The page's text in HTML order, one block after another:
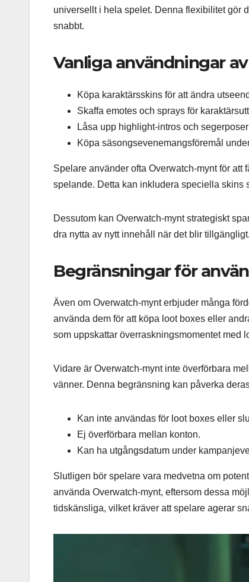
universellt i hela spelet. Denna flexibilitet gör
snabbt.
Vanliga användningar
Köpa karaktärsskins för att ändra
Skaffa emotes och sprays för
Låsa upp highlight-intros och
Köpa säsongsevenemangsföremål
Spelare använder ofta Overwatch-mynt för
spelande. Detta kan inkludera speciella skins
Dessutom kan Overwatch-mynt strategiskt
dra nytta av nytt innehåll när det blir tillgängligt.
Begränsningar för
Även om Overwatch-mynt erbjuder många
använda dem för att köpa loot boxes eller
som uppskattar överraskningsmomentet med
Vidare är Overwatch-mynt inte överförbara
vänner. Denna begränsning kan påverka
Kan inte användas för loot boxes eller
Ej överförbara mellan konton.
Kan ha utgångsdatum under
Slutligen bör spelare vara medvetna om
använda Overwatch-mynt, eftersom dessa
tidskänsliga, vilket kräver att spelare agerar